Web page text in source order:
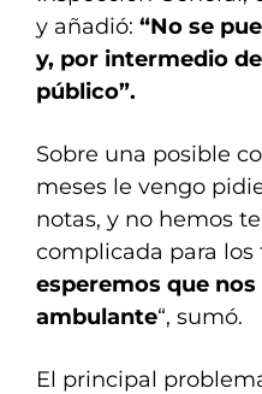
y añadió: “No se
y, por intermedio
público”.
Sobre una posible
meses le vengo
notas, y no hemos
complicada para los
esperemos que
ambulante“, sumó.
El principal